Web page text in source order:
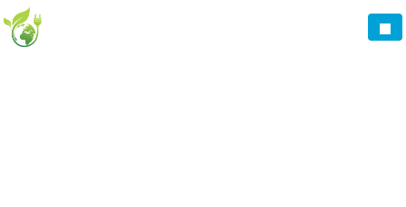
Panneau de gestion des cookies